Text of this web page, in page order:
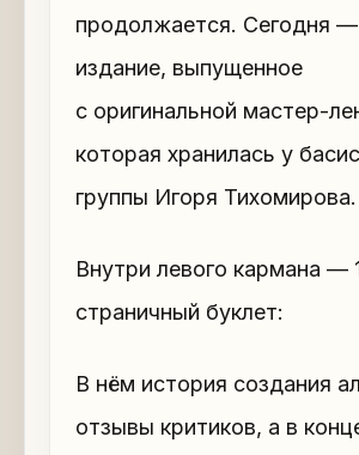
продолжается. Сегодня
издание, выпущенное
с оригинальной мастер-
которая хранилась у
группы Игоря Тихомирова.
Внутри левого кармана —
страничный буклет:
В нём история создания
отзывы критиков, а в